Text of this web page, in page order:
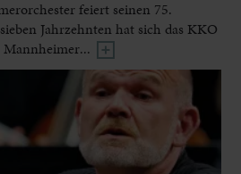
feiert seinen 75.
Jahrzehnten hat sich das KKO
Mannheimer...